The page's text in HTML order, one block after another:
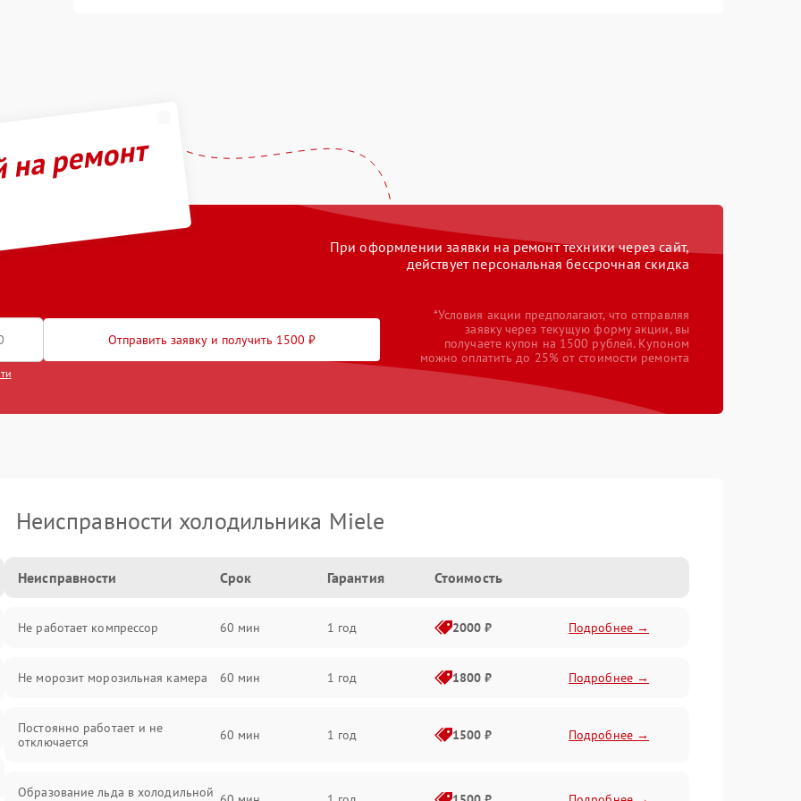
ремонт
При оформлении заявки на ремонт техники через сайт,
действует персональная бессрочная скидка
Отправить заявку и получить 1500 ₽
*Условия акции предполагают, что отправляя
заявку через текущую форму акции, вы
получаете купон на 1500 рублей. Купоном
можно оплатить до 25% от стоимости ремонта
Неисправности холодильника Miele
Неисправности Срок Гарантия Стоимость
Не работает компрессор 60 мин 1 год 2000 ₽ Подробнее →
Не морозит морозильная камера 60 мин 1 год 1800 ₽ Подробнее →
Постоянно работает и не
отключается
60 мин 1 год 1500 ₽ Подробнее →
Образование льда в холодильной